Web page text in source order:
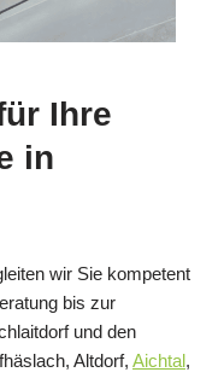
Ihre
in
wir Sie kompetent
bis zur
und den
Altdorf, Aichtal,